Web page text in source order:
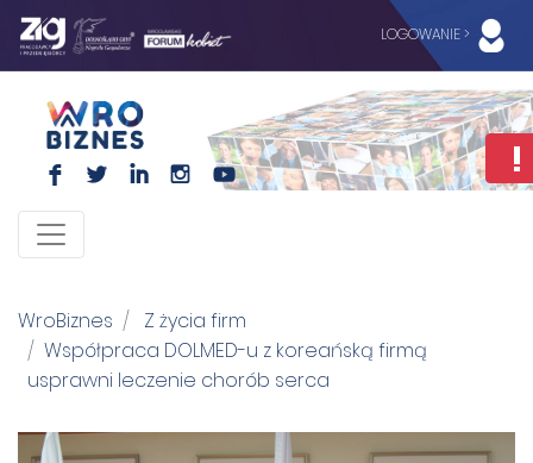
LOGOWANIE >
F L I I
WroBiznes
Z życia firm
Współpraca DOLMED-u z koreańską firmą
usprawni leczenie chorób serca